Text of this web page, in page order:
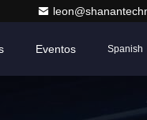
Eventos Spanish